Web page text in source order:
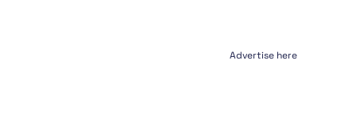
Advertise here